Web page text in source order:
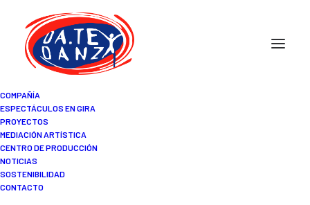
COMPAÑÍA
ESPECTÁCULOS EN GIRA
PROYECTOS
MEDIACIÓN ARTÍSTICA
CENTRO DE PRODUCCIÓN
NOTICIAS
SOSTENIBILIDAD
CONTACTO